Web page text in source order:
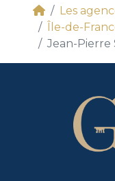
Les
Île-de-
Jean-Pierre